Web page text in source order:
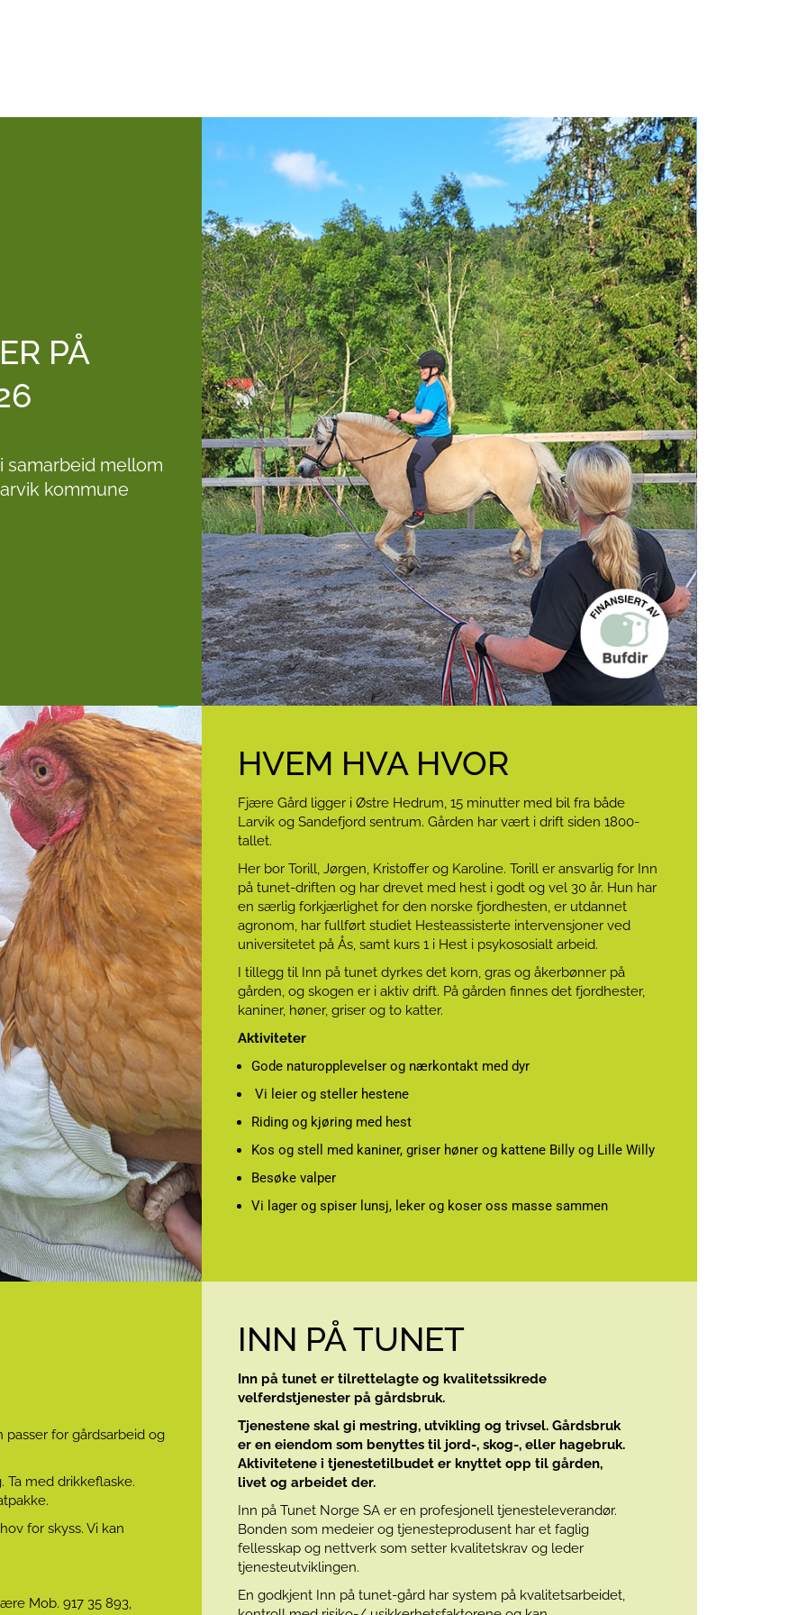
PÅ
samarbeid mellom
kommune
HVEM HVA HVOR
Fjære Gård ligger i Østre Hedrum, 15 minutter med bil fra både
Larvik og Sandefjord sentrum. Gården har vært i drift siden 1800-
tallet.
Her bor Torill, Jørgen, Kristoffer og Karoline. Torill er ansvarlig for Inn
på tunet-driften og har drevet med hest i godt og vel 30 år. Hun har
en særlig forkjærlighet for den norske fjordhesten, er utdannet
agronom, har fullført studiet Hesteassisterte intervensjoner ved
universitetet på Ås, samt kurs 1 i Hest i psykososialt arbeid.
I tillegg til Inn på tunet dyrkes det korn, gras og åkerbønner på
gården, og skogen er i aktiv drift. På gården finnes det fjordhester,
kaniner, høner, griser og to katter.
Aktiviteter
Gode naturopplevelser og nærkontakt med dyr
Vi leier og steller hestene
Riding og kjøring med hest
Kos og stell med kaniner, griser høner og kattene Billy og Lille Willy
Besøke valper
Vi lager og spiser lunsj, leker og koser oss masse sammen
for gårdsarbeid og
med drikkeflaske.
for skyss. Vi kan
Mob. 917 35 893,
INN PÅ TUNET
Inn på tunet er tilrettelagte og kvalitetssikrede
velferdstjenester på gårdsbruk.
Tjenestene skal gi mestring, utvikling og trivsel. Gårdsbruk
er en eiendom som benyttes til jord-, skog-, eller hagebruk.
Aktivitetene i tjenestetilbudet er knyttet opp til gården,
livet og arbeidet der.
Inn på Tunet Norge SA er en profesjonell tjenesteleverandør.
Bonden som medeier og tjenesteprodusent har et faglig
fellesskap og nettverk som setter kvalitetskrav og leder
tjenesteutviklingen.
En godkjent Inn på tunet-gård har system på kvalitetsarbeidet,